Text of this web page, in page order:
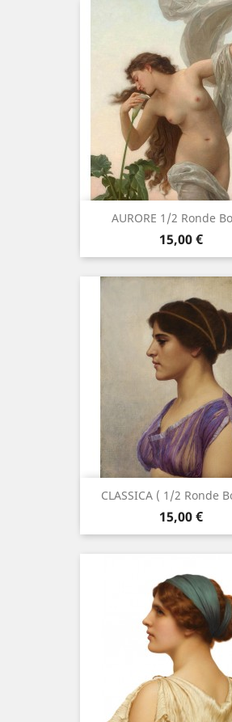
AURORE 1/2 Ronde
Precio
15,00 €
CLASSICA ( 1/2 Ronde
Precio
15,00 €